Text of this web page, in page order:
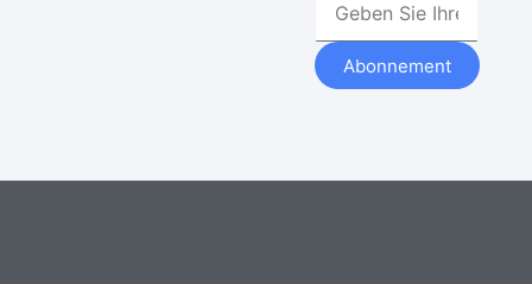
Abonnement